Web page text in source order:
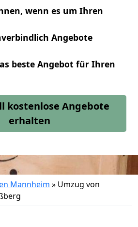
wenn es um Ihren
Angebote
beste Angebot für Ihren
kostenlose Angebote
erhalten
Mannheim » Umzug von